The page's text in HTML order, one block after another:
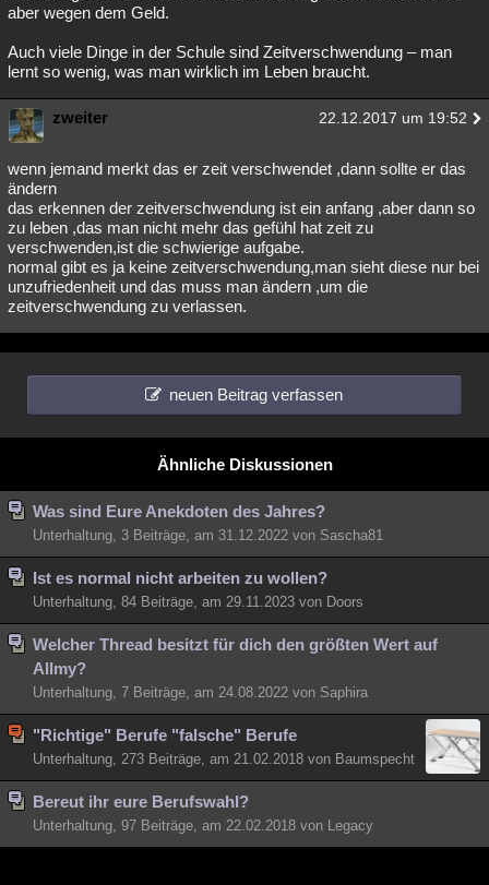
aber wegen dem Geld.
Auch viele Dinge in der Schule sind Zeitverschwendung – man
lernt so wenig, was man wirklich im Leben braucht.
zweiter 22.12.2017 um 19:52
wenn jemand merkt das er zeit verschwendet ,dann sollte er das
ändern
das erkennen der zeitverschwendung ist ein anfang ,aber dann so
zu leben ,das man nicht mehr das gefühl hat zeit zu
verschwenden,ist die schwierige aufgabe.
normal gibt es ja keine zeitverschwendung,man sieht diese nur bei
unzufriedenheit und das muss man ändern ,um die
zeitverschwendung zu verlassen.
neuen Beitrag verfassen
Ähnliche Diskussionen
Was sind Eure Anekdoten des Jahres?
Unterhaltung, 3 Beiträge, am 31.12.2022 von Sascha81
Ist es normal nicht arbeiten zu wollen?
Unterhaltung, 84 Beiträge, am 29.11.2023 von Doors
Welcher Thread besitzt für dich den größten Wert auf
Allmy?
Unterhaltung, 7 Beiträge, am 24.08.2022 von Saphira
"Richtige" Berufe "falsche" Berufe
Unterhaltung, 273 Beiträge, am 21.02.2018 von Baumspecht
Bereut ihr eure Berufswahl?
Unterhaltung, 97 Beiträge, am 22.02.2018 von Legacy